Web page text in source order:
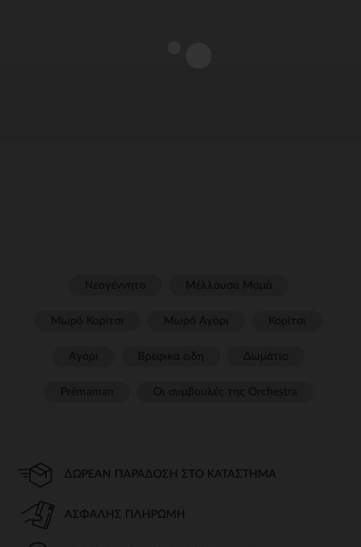
ΔΩΡΕΆΝ ΠΑΡΆΔΟΣΗ ΣΤΟ ΚΑΤΆΣΤΗΜΑ
ΑΣΦΑΛΉΣ ΠΛΗΡΩΜΉ